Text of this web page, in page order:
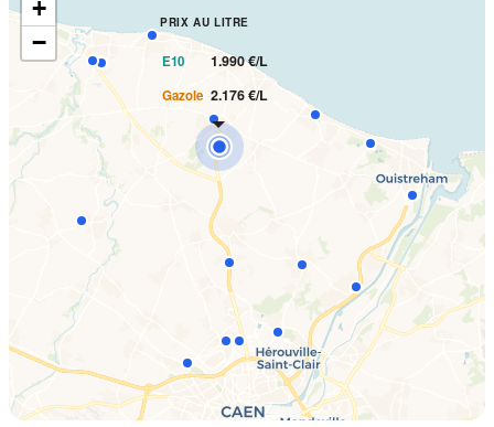
PRIX AU LITRE
E10 1.990 €/L
Gazole 2.176 €/L
+
−